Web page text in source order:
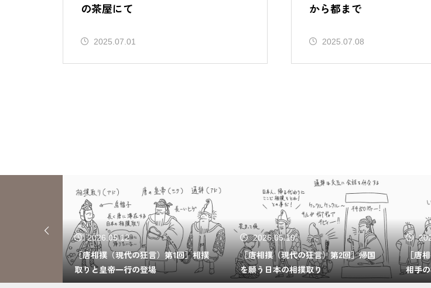
の茶屋にて
2025.07.01
から都まで
2025.07.08
2026.05.12
［唐相撲（現代の狂言）第1回］相撲
取りと皇帝一行の登場
2026.05.19
［唐相撲（現代の狂言）第2回］帰国
を願う日本の相撲取り
［唐
相手